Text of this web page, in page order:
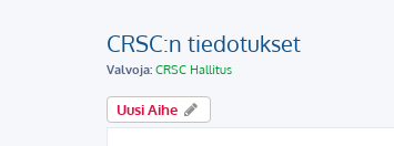
CRSC:n tiedotukset
Valvoja: CRSC Hallitus
Uusi Aihe